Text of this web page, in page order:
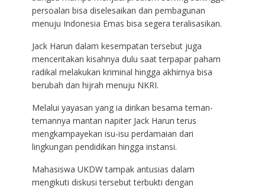
persoalan bisa diselesaikan dan pembagunan
menuju Indonesia Emas bisa segera teralisasikan.
Jack Harun dalam kesempatan tersebut juga
menceritakan kisahnya dulu saat terpapar paham
radikal melakukan kriminal hingga akhirnya bisa
berubah dan hijrah menuju NKRI.
Melalui yayasan yang ia dirikan besama teman-
temannya mantan napiter Jack Harun terus
mengkampayekan isu-isu perdamaian dari
lingkungan pendidikan hingga instansi.
Mahasiswa UKDW tampak antusias dalam
mengikuti diskusi tersebut terbukti dengan